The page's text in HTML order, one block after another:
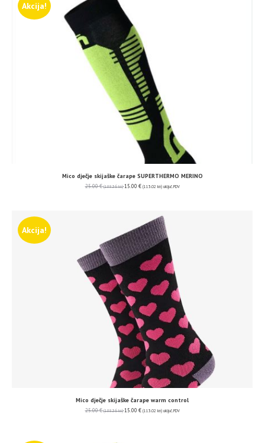
Akcija!
Mico dječje skijaške čarape SUPERTHERMO MERINO
25.00€ (188.36 kn) 15.00 € (113.02 kn) uključ. PDV
Akcija!
Mico dječje skijaške čarape warm control
25.00€ (188.36 kn) 15.00 € (113.02 kn) uključ. PDV